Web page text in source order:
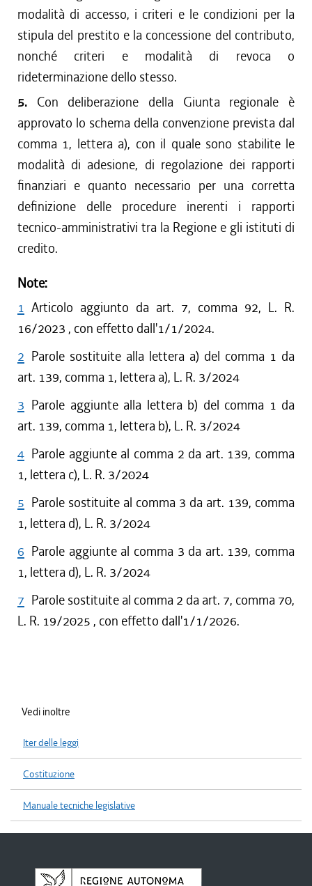
modalità di accesso, i criteri e le condizioni per la
stipula del prestito e la concessione del contributo,
nonché criteri e modalità di revoca o
rideterminazione dello stesso.
5. Con deliberazione della Giunta regionale è
approvato lo schema della convenzione prevista dal
comma 1, lettera a), con il quale sono stabilite le
modalità di adesione, di regolazione dei rapporti
finanziari e quanto necessario per una corretta
definizione delle procedure inerenti i rapporti
tecnico-amministrativi tra la Regione e gli istituti di
credito.
Note:
1 Articolo aggiunto da art. 7, comma 92, L. R.
16/2023 , con effetto dall'1/1/2024.
2 Parole sostituite alla lettera a) del comma 1 da
art. 139, comma 1, lettera a), L. R. 3/2024
3 Parole aggiunte alla lettera b) del comma 1 da
art. 139, comma 1, lettera b), L. R. 3/2024
4 Parole aggiunte al comma 2 da art. 139, comma
1, lettera c), L. R. 3/2024
5 Parole sostituite al comma 3 da art. 139, comma
1, lettera d), L. R. 3/2024
6 Parole aggiunte al comma 3 da art. 139, comma
1, lettera d), L. R. 3/2024
7 Parole sostituite al comma 2 da art. 7, comma 70,
L. R. 19/2025 , con effetto dall'1/1/2026.
Vedi inoltre
Iter delle leggi
Costituzione
Manuale tecniche legislative